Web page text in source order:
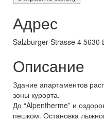
Адрес
Salzburger Strasse 4
Описание
Здание апартаментов
зоны курорта.
До “Alpentherme” и
пешком. Остановка